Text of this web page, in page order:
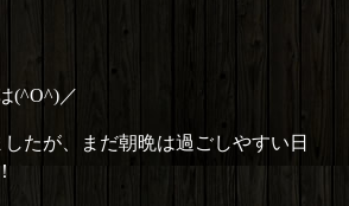
(^O^)／
たが、まだ朝晩は過ごしやすい日